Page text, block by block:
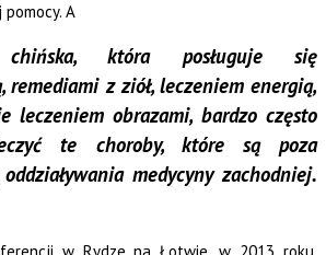
A
chińska, która posługuje się
remediami z ziół, leczeniem energią,
leczeniem obrazami, bardzo często
te choroby, które są poza
medycyny zachodniej.